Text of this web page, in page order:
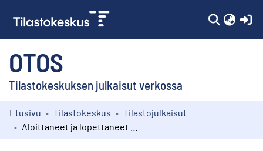
OTOS
Tilastokeskuksen julkaisut verkossa
Kokoelmat
Etusivu Tilastokeskus
Tilastojulkaisut